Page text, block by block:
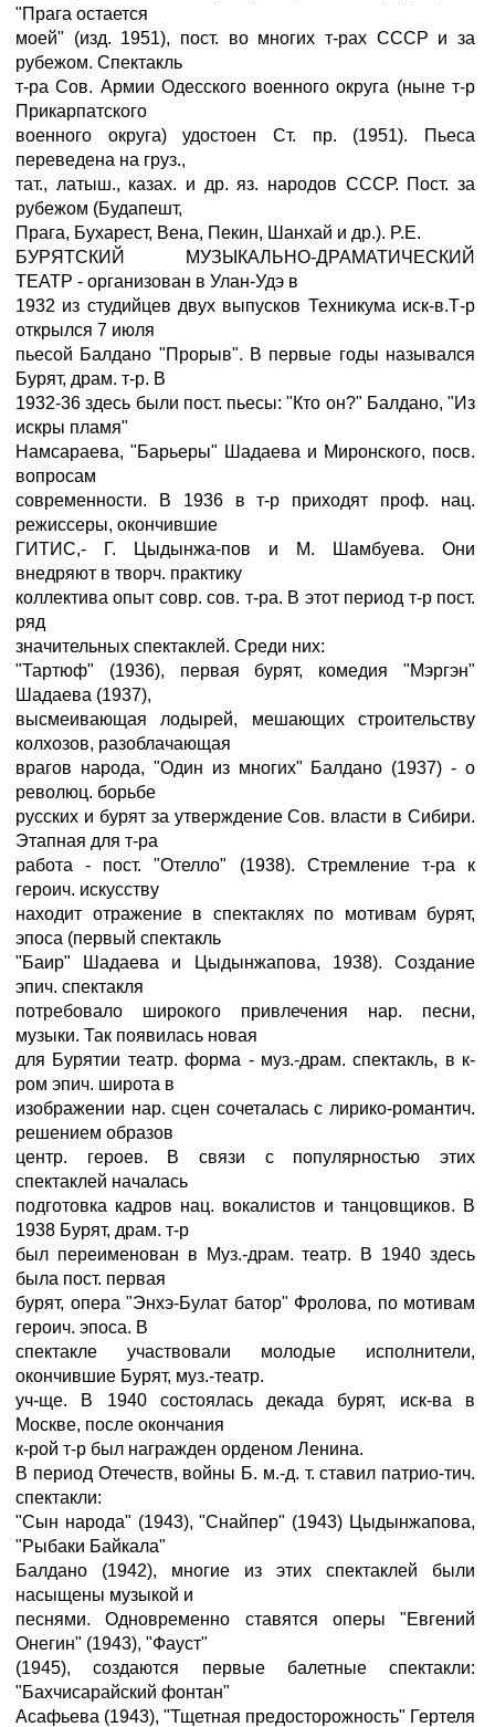
"Прага остается
моей" (изд. 1951), пост. во многих т-рах СССР и за
рубежом. Спектакль
т-ра Сов. Армии Одесского военного округа (ныне т-р
Прикарпатского
военного округа) удостоен Ст. пр. (1951). Пьеса
переведена на груз.,
тат., латыш., казах. и др. яз. народов СССР. Пост. за
рубежом (Будапешт,
Прага, Бухарест, Вена, Пекин, Шанхай и др.). P.E.
БУРЯТСКИЙ МУЗЫКАЛЬНО-ДРАМАТИЧЕСКИЙ
ТЕАТР - организован в Улан-Удэ в
1932 из студийцев двух выпусков Техникума иск-в.Т-р
открылся 7 июля
пьесой Балдано "Прорыв". В первые годы назывался
Бурят, драм. т-р. В
1932-36 здесь были пост. пьесы: "Кто он?" Балдано, "Из
искры пламя"
Намсараева, "Барьеры" Шадаева и Миронского, посв.
вопросам
современности. В 1936 в т-р приходят проф. нац.
режиссеры, окончившие
ГИТИС,- Г. Цыдынжа-пов и М. Шамбуева. Они
внедряют в творч. практику
коллектива опыт совр. сов. т-ра. В этот период т-р пост.
ряд
значительных спектаклей. Среди них:
"Тартюф" (1936), первая бурят, комедия "Мэргэн"
Шадаева (1937),
высмеивающая лодырей, мешающих строительству
колхозов, разоблачающая
врагов народа, "Один из многих" Балдано (1937) - о
революц. борьбе
русских и бурят за утверждение Сов. власти в Сибири.
Этапная для т-ра
работа - пост. "Отелло" (1938). Стремление т-ра к
героич. искусству
находит отражение в спектаклях по мотивам бурят,
эпоса (первый спектакль
"Баир" Шадаева и Цыдынжапова, 1938). Создание
эпич. спектакля
потребовало широкого привлечения нар. песни,
музыки. Так появилась новая
для Бурятии театр. форма - муз.-драм. спектакль, в к-
ром эпич. широта в
изображении нар. сцен сочеталась с лирико-романтич.
решением образов
центр. героев. В связи с популярностью этих
спектаклей началась
подготовка кадров нац. вокалистов и танцовщиков. В
1938 Бурят, драм. т-р
был переименован в Муз.-драм. театр. В 1940 здесь
была пост. первая
бурят, опера "Энхэ-Булат батор" Фролова, по мотивам
героич. эпоса. В
спектакле участвовали молодые исполнители,
окончившие Бурят, муз.-театр.
уч-ще. В 1940 состоялась декада бурят, иск-ва в
Москве, после окончания
к-рой т-р был награжден орденом Ленина.
В период Отечеств, войны Б. м.-д. т. ставил патрио-тич.
спектакли:
"Сын народа" (1943), "Снайпер" (1943) Цыдынжапова,
"Рыбаки Байкала"
Балдано (1942), многие из этих спектаклей были
насыщены музыкой и
песнями. Одновременно ставятся оперы "Евгений
Онегин" (1943), "Фауст"
(1945), создаются первые балетные спектакли:
"Бахчисарайский фонтан"
Асафьева (1943), "Тщетная предосторожность" Гертеля